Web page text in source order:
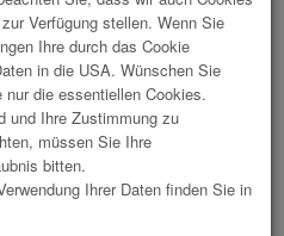
Verfügung stellen. Wenn Sie
Ihre durch das Cookie
in die USA. Wünschen Sie
die essentiellen Cookies.
und Ihre Zustimmung zu
müssen Sie Ihre
bitten.
Ihrer Daten finden Sie in